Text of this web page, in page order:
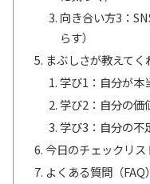
向き合い方3：
らす）
まぶしさが教えてく
学び1：自分が本
学び2：自分の価
学び3：自分の不
今日のチェックリス
よくある質問（FAQ）